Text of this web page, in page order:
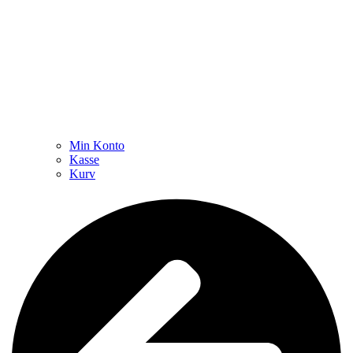
Min Konto
Kasse
Kurv